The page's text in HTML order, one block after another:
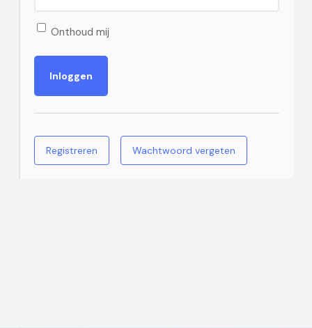
Onthoud mij
Registreren Wachtwoord vergeten